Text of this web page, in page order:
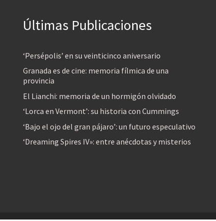
Últimas Publicaciones
‘Persépolis’ en su veinticinco aniversario
Granada es de cine: memoria fílmica de una
provincia
El Lianchi: memoria de un hormigón olvidado
‘Lorca en Vermont’: su historia con Cummings
‘Bajo el ojo del gran pájaro’: un futuro especulativo
‘Dreaming Spires IV»: entre anécdotas y misterios